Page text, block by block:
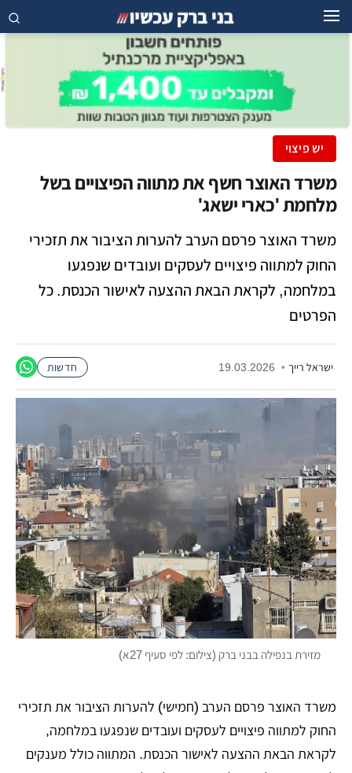
יש פיצוי
משרד האוצר חשף את מתווה הפיצויים בשל
מלחמת 'כארי ישאג'
משרד האוצר פרסם הערב להערות הציבור את תזכירי
החוק למתווה פיצויים לעסקים ועובדים שנפגעו
במלחמה, לקראת הבאת ההצעה לאישור הכנסת. כל
הפרטים
ישראל רייך •
19.03.2026 חדשות
מזירת בנפילה בבני ברק (צילום: לפי סעיף 27א)
משרד האוצר פרסם הערב (חמישי) להערות הציבור את תזכירי
החוק למתווה פיצויים לעסקים ועובדים שנפגעו במלחמה,
לקראת הבאת ההצעה לאישור הכנסת. המתווה כולל מענקים